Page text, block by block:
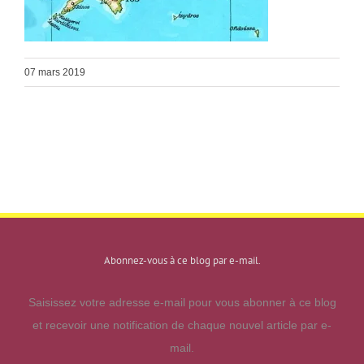
07 mars 2019
Abonnez-vous à ce blog par e-mail.
Saisissez votre adresse e-mail pour vous abonner à ce blog
et recevoir une notification de chaque nouvel article par e-
mail.